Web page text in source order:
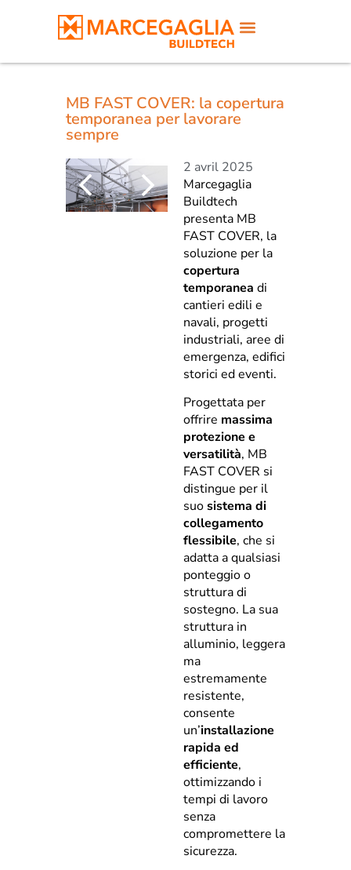
MB FAST COVER: la copertura
temporanea per lavorare
sempre
2 avril 2025
Marcegaglia
Buildtech
presenta MB
FAST COVER, la
soluzione per la
copertura
temporanea di
cantieri edili e
navali, progetti
industriali, aree di
emergenza, edifici
storici ed eventi.
Progettata per
offrire massima
protezione e
versatilità, MB
FAST COVER si
distingue per il
suosistema di
collegamento
flessibile, che si
adatta a qualsiasi
ponteggio o
struttura di
sostegno. La sua
struttura in
alluminio, leggera
ma
estremamente
resistente,
consente
un’installazione
rapida ed
efficiente,
ottimizzando i
tempi di lavoro
senza
compromettere la
sicurezza.